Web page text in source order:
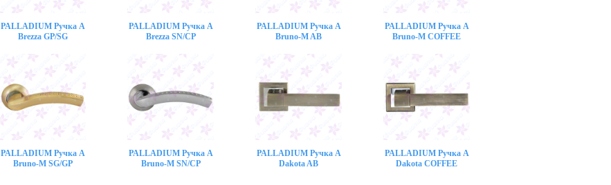
PALLADIUM Ручка A
Brezza GP/SG
PALLADIUM Ручка A
Brezza SN/CP
PALLADIUM Ручка A
Bruno-M AB
PALLADIUM Ручка A
Bruno-M COFFEE
PALLADIUM Ручка A
Bruno-M SG/GP
PALLADIUM Ручка A
Bruno-M SN/CP
PALLADIUM Ручка A
Dakota AB
PALLADIUM Ручка A
Dakota COFFEE